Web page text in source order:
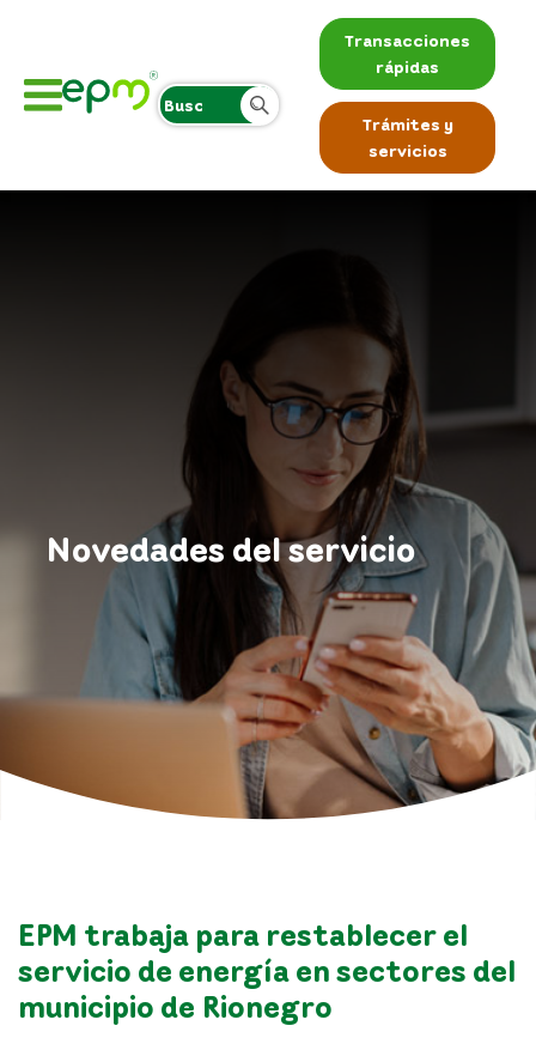
Transacciones
rápidas
Trámites y
servicios
Novedades del servicio
EPM trabaja para restablecer el
servicio de energía en sectores del
municipio de Rionegro